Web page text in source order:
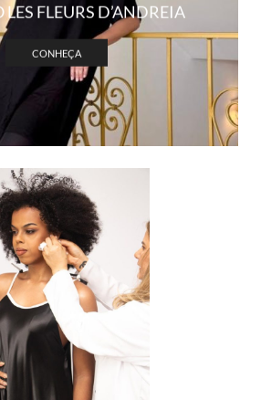
LES FLEURS D’ANDREIA
CONHEÇA